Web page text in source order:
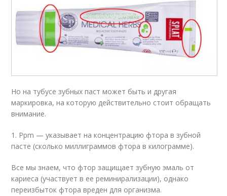
Но на тубусе зубных паст может быть и другая
маркировка, на которую действительно стоит обращать
внимание.
1. Ppm — указывает на концентрацию фтора в зубной
пасте (сколько миллиграммов фтора в килограмме).
Все мы знаем, что фтор защищает зубную эмаль от
кариеса (участвует в ее реминирализации), однако
переизбыток фтора вреден для организма.